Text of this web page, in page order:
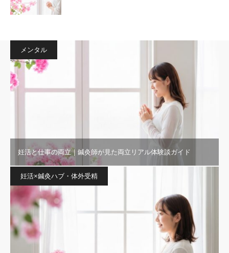
メンタル
妊活と仕事の両立｜鍼灸師が見た両立リアル体験談ガイド
妊活×鍼灸ハブ・体外受精